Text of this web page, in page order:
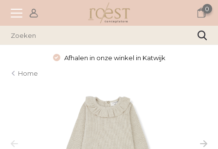
0
Afhalen in onze winkel in Katwijk
Home